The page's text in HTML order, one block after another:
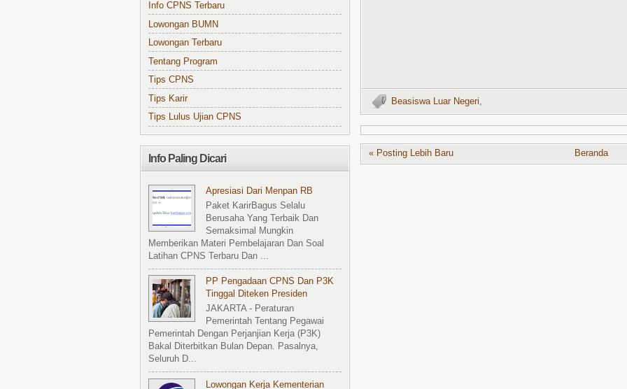
Beasiswa Luar Negeri
« Posting Lebih Baru Beranda
Info CPNS Terbaru
Lowongan BUMN
Lowongan Terbaru
Tentang Program
Tips CPNS
Tips Karir
Tips Lulus Ujian CPNS
Info Paling Dicari
Apresiasi Dari Menpan RB
Paket KarirBagus Selalu
Berusaha Yang Terbaik Dan
Semaksimal Mungkin
Memberikan Materi Pembelajaran Dan Soal
Latihan CPNS Terbaru Dan ...
PP Pengadaan CPNS Dan P3K
Tinggal Diteken Presiden
JAKARTA - Peraturan
Pemerintah Tentang Pegawai
Pemerintah Dengan Perjanjian Kerja (P3K)
Bakal Diterbitkan Bulan Depan. Pasalnya,
Seluruh D...
Lowongan Kerja Kementerian